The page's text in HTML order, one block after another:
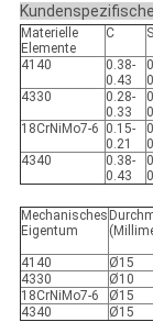
Materielle
Elemente
C
4140
0.38-
0.43
4330
0.28-
0.33
18CrNiMo7-6 0.15-
0.21
4340
0.38-
0.43
Mechanisches
Eigentum
4140 Ø15
4330
Ø10
18CrNiMo7-6
Ø15
4340
Ø15